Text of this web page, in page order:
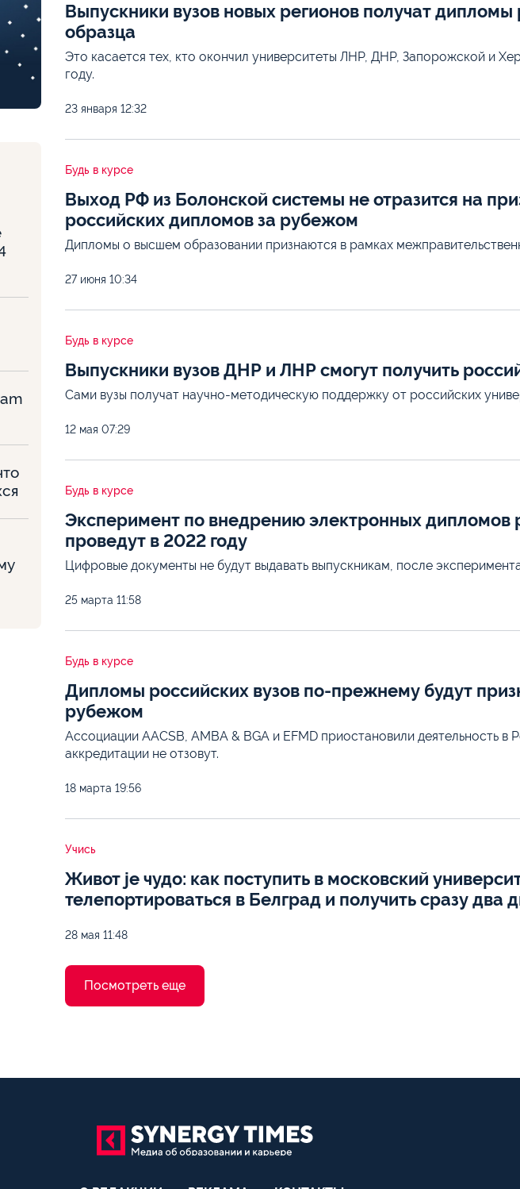
Выпускники вузов новых регионов получат дипломы
образца
Это касается тех, кто окончил университеты ЛНР, ДНР, Запорожской и
году.
23 января 12:32
Будь в курсе
Выход РФ из Болонской системы не отразится на
российских дипломов за рубежом
Дипломы о высшем образовании признаются в рамках
27 июня 10:34
Будь в курсе
Выпускники вузов ДНР и ЛНР смогут получить
Сами вузы получат научно-методическую поддержку от российских
12 мая 07:29
Будь в курсе
Эксперимент по внедрению электронных дипломов
проведут в 2022 году
Цифровые документы не будут выдавать выпускникам, после
25 марта 11:58
Будь в курсе
Дипломы российских вузов по-прежнему будут
рубежом
Ассоциации AACSB, AMBA & BGA и EFMD приостановили деятельность в
аккредитации не отзовут.
18 марта 19:56
Учись
Живот je чудо: как поступить в московский
телепортироваться в Белград и получить сразу два
28 мая 11:48
Посмотреть еще